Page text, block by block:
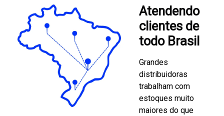
Atendendo
clientes de
todo Brasil
Grandes
distribuidoras
trabalham com
estoques muito
maiores do que